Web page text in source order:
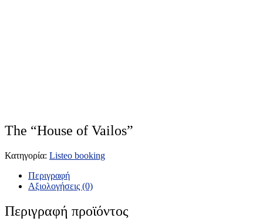
The “House of Vailos”
Κατηγορία: Listeo booking
Περιγραφή
Αξιολογήσεις (0)
Περιγραφή προϊόντος